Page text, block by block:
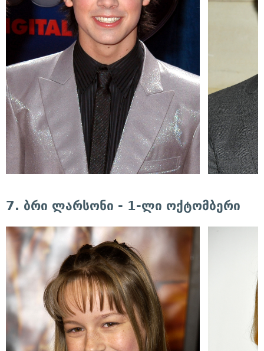
7. ბრი ლარსონი - 1-ლი ოქტომბერი